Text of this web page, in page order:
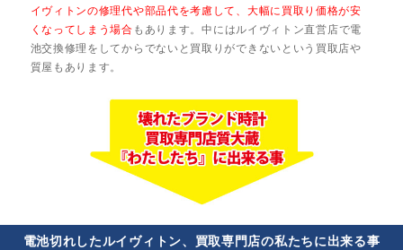
イヴィトンの修理代や部品代を考慮して、大幅に買取り価格が安
くなってしまう場合 もあります。中にはルイヴィトン直営店で電
池交換修理をしてからでないと買取りができないという買取店や
質屋もあります。
電池切れしたルイヴィトン、買取専門店の私たちに出来る事